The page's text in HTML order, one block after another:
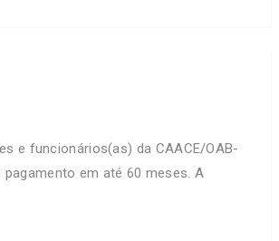
e funcionários(as) da CAACE/OAB-
em até 60 meses. A